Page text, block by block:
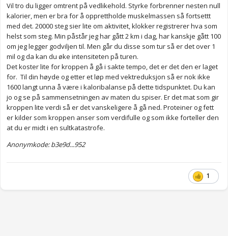
Anonymkode: f74ae...3a1
Vil tro du ligger omtrent på vedlikehold. Styrke forbrenner nesten null
kalorier, men er bra for å opprettholde muskelmassen så fortsettt
med det. 20000 steg sier lite om aktivitet, klokker registrerer hva som
helst som steg. Min påstår jeg har gått 2 km i dag, har kanskje gått 100
om jeg legger godviljen til. Men går du disse som tur så er det over 1
mil og da kan du øke intensiteten på turen.
Det koster lite for kroppen å gå i sakte tempo, det er det den er laget
for. Til din høyde og etter et løp med vektreduksjon så er nok ikke
1600 langt unna å være i kaloribalanse på dette tidspunktet. Du kan
jo og se på sammensetningen av maten du spiser. Er det mat som gir
kroppen lite verdi så er det vanskeligere å gå ned. Proteiner og fett
er kilder som kroppen anser som verdifulle og som ikke forteller den
at du er midt i en sultkatastrofe.
Anonymkode: b3e9d...952
1